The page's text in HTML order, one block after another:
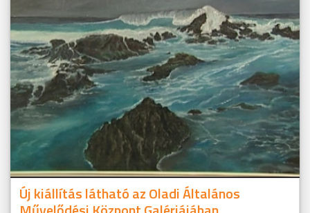
Új kiállítás látható az Oladi Általános